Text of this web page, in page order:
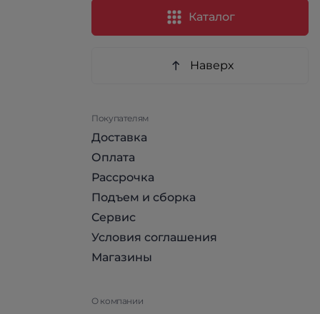
Каталог
Наверх
Покупателям
Доставка
Оплата
Рассрочка
Подъем и сборка
Сервис
Условия соглашения
Магазины
О компании